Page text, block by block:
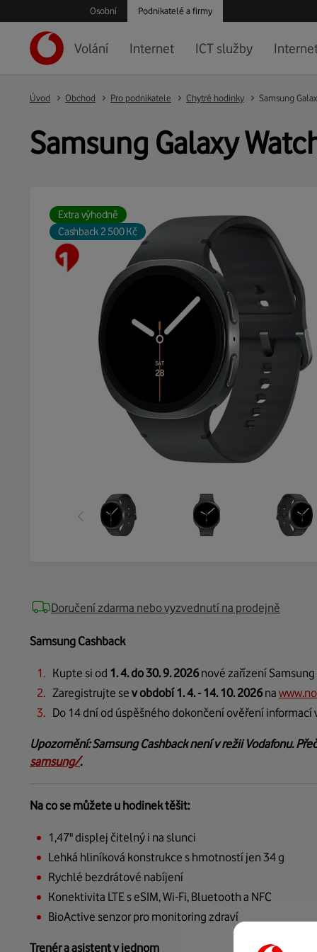
Osobní Podnikatelé a firmy
Volání Internet ICT služby
Úvod Obchod Pro podnikatele Chytré hodinky Samsung
Samsung Galaxy
Extra výhodně
Cashback 2 500 Kč
Doručení zdarma nebo vyzvednutí na prodejně
Samsung Cashback
Kupte si od 1. 4. do 30. 9. 2026 nové zařízení
Zaregistrujte se v období 1. 4. - 14. 10. 2026 na
Do 14 dní od úspěšného dokončení ověření
Upozornění: Samsung Cashback není v režii Vodafonu.
samsung/.
Na co se můžete u hodinek těšit:
1,47" displej čitelný i na slunci
Lehká hliníková konstrukce s hmotností jen 34 g
Rychlé bezdrátové nabíjení
Konektivita LTE s eSIM, Wi-Fi, Bluetooth a NFC
BioActive senzor pro monitoring zdraví
Trenér a asistent v jednom